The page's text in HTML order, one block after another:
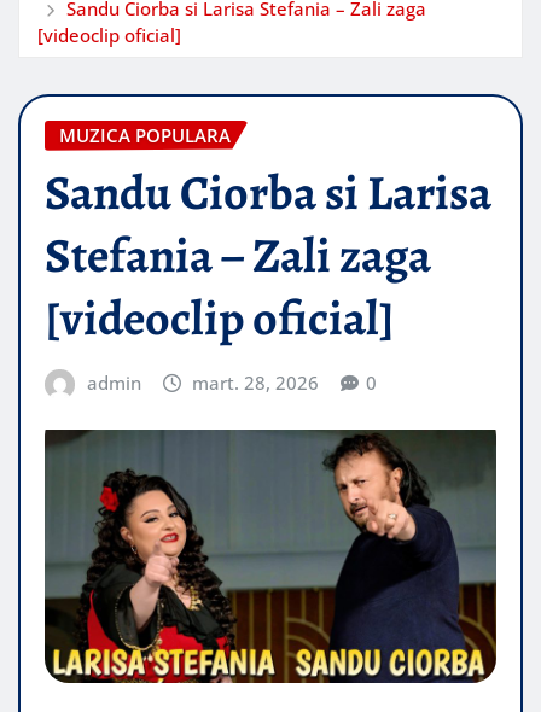
Sandu Ciorba si Larisa Stefania – Zali zaga
[videoclip oficial]
MUZICA POPULARA
Sandu Ciorba si Larisa
Stefania – Zali zaga
[videoclip oficial]
admin mart. 28, 2026 0